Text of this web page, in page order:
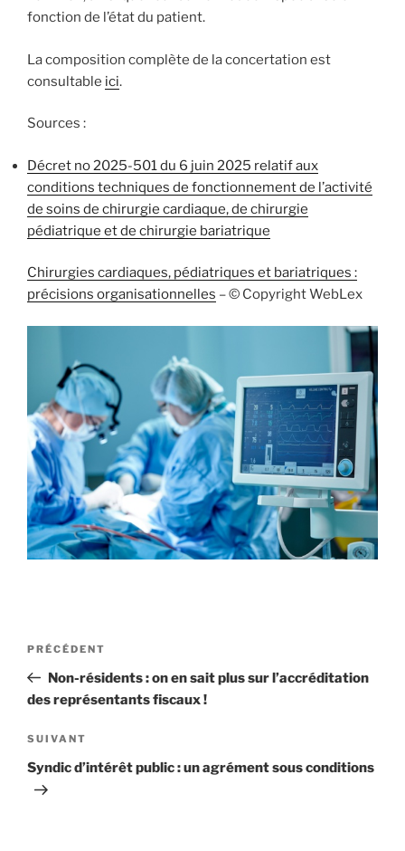
fonction de l’état du patient.
La composition complète de la concertation est
consultable ici.
Sources :
Décret no 2025-501 du 6 juin 2025 relatif aux
conditions techniques de fonctionnement de l’activité
de soins de chirurgie cardiaque, de chirurgie
pédiatrique et de chirurgie bariatrique
Chirurgies cardiaques, pédiatriques et bariatriques :
précisions organisationnelles – © Copyright WebLex
Navigation
l’article
Article
précédent
PRÉCÉDENT
Non-résidents : on en sait plus sur l’accréditation
des représentants fiscaux !
Article
suivant
SUIVANT
Syndic d’intérêt public : un agrément sous conditions